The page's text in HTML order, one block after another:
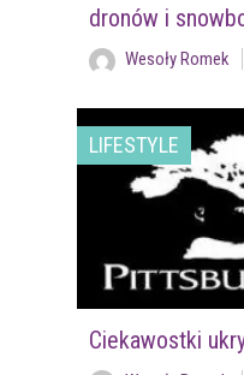
dronów i
Wesoły Romek
LIFESTYLE
Ciekawostki